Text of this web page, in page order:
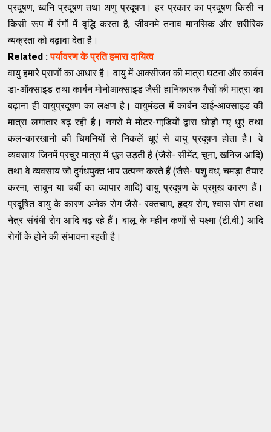
प्रदूषण, ध्‍वनि प्रदूषण तथा अणु प्रदूषण। हर प्रकार का प्रदूषण किसी न
किसी रूप में रंगों में वृद्धि करता है, जीवनमे तनाव मानसिक और शरीरिक
व्‍यक्रता को बढ़ावा देता है।
Related :पर्यावरण के प्रति हमारा दायित्व
वायु हमारे प्राणों का आधार है। वायु में आक्‍सीजन की मात्रा घटना और कार्बन
डा-ऑक्‍साइड तथा कार्बन मोनोआक्‍साइड जैसी हानिकारक गैसों की मात्रा का
बढ़ाना ही वायुप्रदूषण का लक्षण है। वायुमंडल में कार्बन डाई-आक्‍साइड की
मात्रा लगातार बढ़ रही है। नगरों मे मोटर-गाडि़यों द्वारा छोड़ो गए धुएं तथा
कल-कारखानो की चिमनियों से निकलें धुएं से वायु प्रदूषण होता है। वे
व्‍यवसाय जिनमें प्रचुर मात्रा में धूल उड़ती है (जैसे- सीमेंट,चूना,खनिज आदि)
तथा वे व्‍यवसाय जो दुर्गधयुक्‍त भाप उत्‍पन्‍न करते हैं (जैसे- पशु वध,चमड़ा तैयार
करना, साबुन या चर्बी का व्‍यापार आदि) वायु प्रदूषण के प्रमुख कारण हैं।
प्रदूषित वायु के कारण अनेक रोग जैसे- रक्‍तचाप, हृदय रोग,श्‍वास रोग तथा
नेत्र संबंधी रोग आदि बढ़ रहे हैं। बालू के महीन कणों से यक्ष्‍मा (टी.बी.) आदि
रोगों के होने की संभावना रहती है।